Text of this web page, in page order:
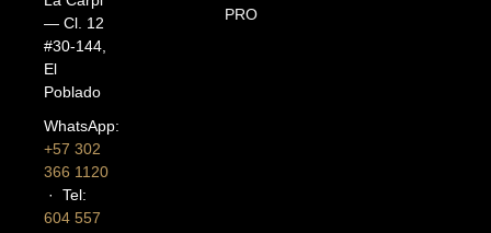
— Cl. 12
#30-144,
El
Poblado
WhatsApp:
+57 302
366 1120
· Tel:
604 557
PRO